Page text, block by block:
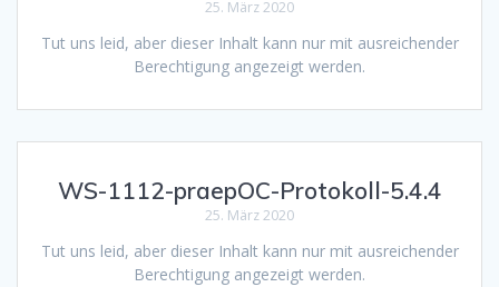
25. März 2020
Tut uns leid, aber dieser Inhalt kann nur mit ausreichender
Berechtigung angezeigt werden.
WS-1112-praepOC-Protokoll-5.4.4
25. März 2020
Tut uns leid, aber dieser Inhalt kann nur mit ausreichender
Berechtigung angezeigt werden.